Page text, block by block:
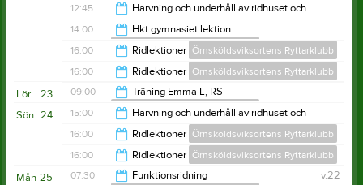
11:00
12:00
12:45
Harvning och underhåll av ridhuset och
utebanor sommartid
Örnsköldsviksortens Ryttarklubb
13:45
14:00
Hkt gymnasiet lektion
Örnsköldsviksortens Ryttarklubb
15:00
16:00 Ridlektioner Örnsköldsviksortens Ryttarklubb
18:00
16:00 Ridlektioner Örnsköldsviksortens Ryttarklubb
19:00
23
Lör 09:00
Träning Emma L, RS
Örnsköldsviksortens Ryttarklubb
10:00
24
Sön 15:00
Harvning och underhåll av ridhuset och
utebanor sommartid
Örnsköldsviksortens Ryttarklubb
16:00
16:00 Ridlektioner Örnsköldsviksortens Ryttarklubb
20:00
16:00 Ridlektioner Örnsköldsviksortens Ryttarklubb
25
Mån v.22
07:30
Funktionsridning